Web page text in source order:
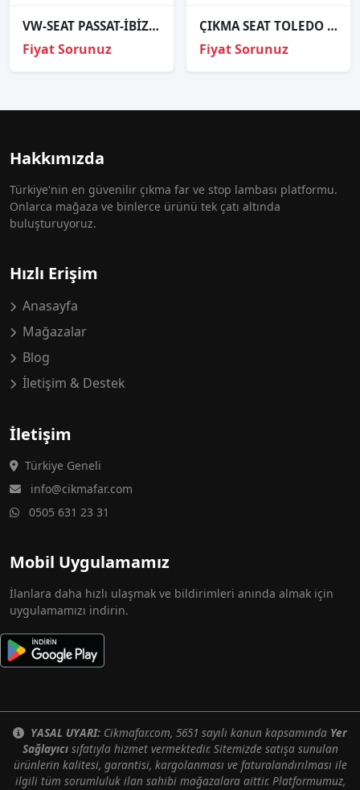
VW-SEAT PASSAT-İBİZA ÇIKMA SOL ÖN SİS FARI OEM; A047358
Fiyat Sorunuz
ÇIKMA SEAT TOLEDO SAĞ ÖN KAPI ÇERÇEVE FİTİLİ
Fiyat Sorunuz
Hakkımızda
Türkiye'nin en güvenilir çıkma far ve stop lambası platformu.
Onlarca mağaza ve binlerce ürünü tek çatı altında
buluşturuyoruz.
Hızlı Erişim
Anasayfa
Mağazalar
Blog
İletişim & Destek
İletişim
Türkiye Geneli
info@cikmafar.com
0505 631 23 31
Mobil Uygulamamız
İlanlara daha hızlı ulaşmak ve bildirimleri anında almak için
uygulamamızı indirin.
YASAL UYARI: Cikmafar.com, 5651 sayılı kanun kapsamında Yer
Sağlayıcısıfatıyla hizmet vermektedir. Sitemizde satışa sunulan
ürünlerin kalitesi, garantisi, kargolanması ve faturalandırılması ile
ilgili tüm sorumluluk ilan sahibi mağazalara aittir. Platformumuz,